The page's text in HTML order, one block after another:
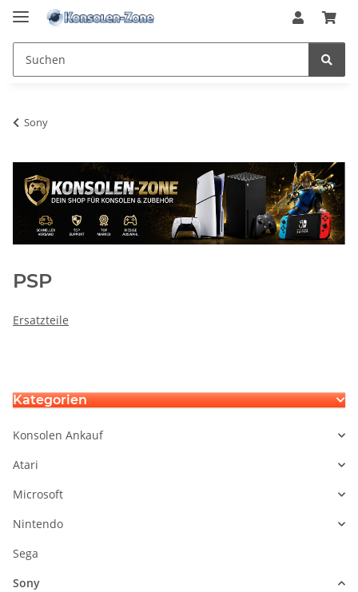
Sony
PSP
Ersatzteile
Kategorien
Konsolen Ankauf
Atari
Microsoft
Nintendo
Sega
Sony